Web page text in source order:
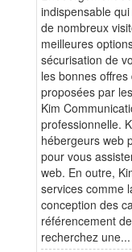
indispensable
de nombreux
meilleures
sécurisation de
les bonnes
proposées par
Kim
professionnelle.
hébergeurs web
pour vous
web. En outre,
services comme
conception des
référencement
recherchez une...